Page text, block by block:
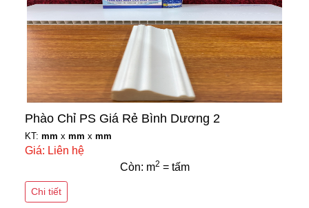
Phào Chỉ PS Giá Rẻ Bình Dương 2
KT: mm x mm x mm
Giá: Liên hệ
Còn: m2 = tấm
Chi tiết